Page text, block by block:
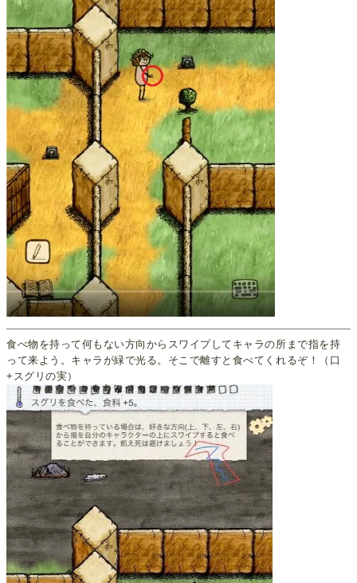
食べ物を持って何もない方向からスワイプしてキャラの所まで指を持
って来よう。キャラが緑で光る。そこで離すと食べてくれるぞ！（口
+スグリの実）